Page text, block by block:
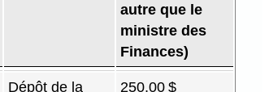
autre que le
ministre des
Finances)
Dépôt de la
250,00 $